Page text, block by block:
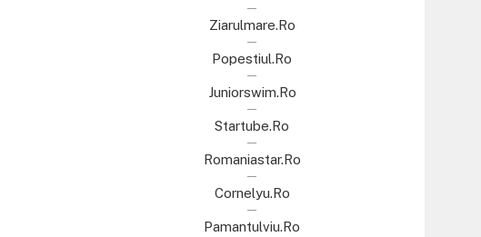
Ziarulmare.ro
Popestiul.ro
Juniorswim.ro
Startube.ro
Romaniastar.ro
Cornelyu.ro
Pamantulviu.ro